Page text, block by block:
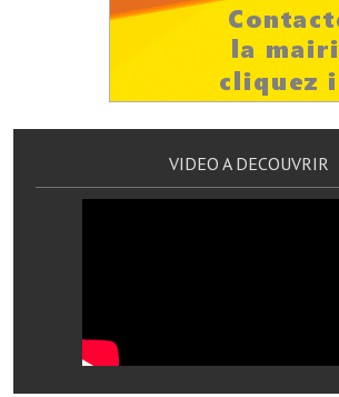
Les moyens financiers
Procès verbaux des conseils municipaux
VIDEO A DECOUVRIR